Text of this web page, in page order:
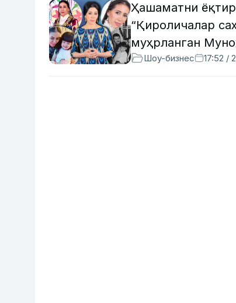
Ҳашаматни
“Қироличалар
муҳрланган
Шоу-бизнес 17:52 /